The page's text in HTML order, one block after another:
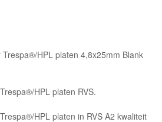
HPL platen 4,8x25mm Blank
HPL platen RVS.
HPL platen in RVS A2 kwaliteit